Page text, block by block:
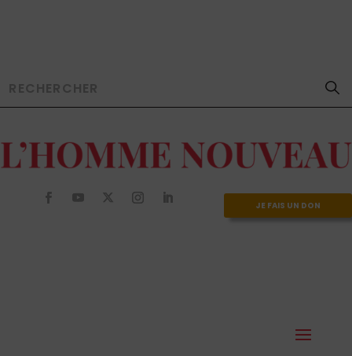
JE FAIS UN DON